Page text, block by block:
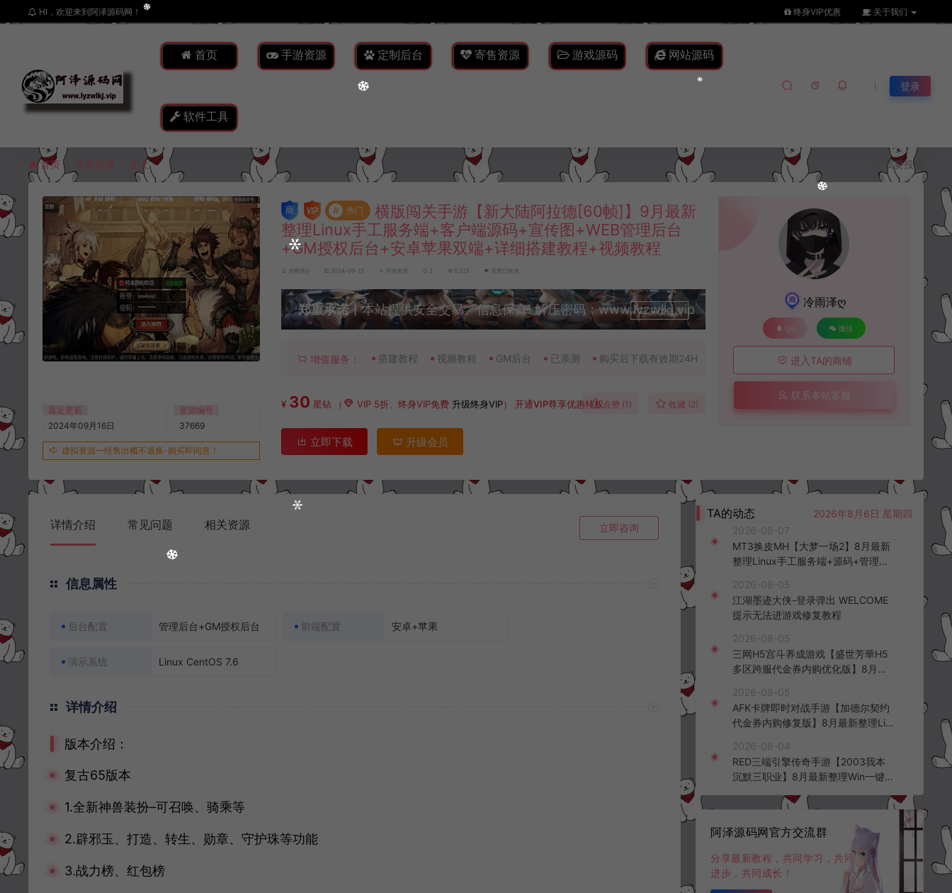
HI，欢迎来到阿泽源码网！ 终身VIP优惠 关于我们
首页 手游资源 定制后台 寄售资源 游戏源码 网站源码
软件工具
登录
首页 手游资源 正文 我要投稿
最近更新
2024年09月16日
资源编号
37669
虚拟资源一经售出概不退换-购买即同意！
# 热门
横版闯关手游【新大陆阿拉德[60帧]】9月最新
整理Linux手工服务端+客户端源码+宣传图+WEB管理后台
+GM授权后台+安卓苹果双端+详细搭建教程+视频教程
冷雨泽ღ 2024-09-15 手游资源 2 5,325 百度已收录
郑重承诺丨本站提供安全交易、信息保真! 解压密码：www.lyzwlkj.vip
升级会员
增值服务： 搭建教程 视频教程 GM后台 已亲测 购买后下载有效期24H
¥ 30 星钻 （ VIP 5折、终身VIP免费 升级终身VIP）开通VIP尊享优惠特权点赞 (1 ) 收藏 (2)
立即下载 升级会员
冷雨泽ღ
QQ 微信
进入TA的商铺
联系本站客服
详情介绍 常见问题 相关资源 立即咨询
信息属性
后台配置 管理后台+GM授权后台 前端配置 安卓+苹果
演示系统 Linux CentOS 7.6
详情介绍
版本介绍：
复古65版本
1.全新神兽装扮–可召唤、骑乘等
2.辟邪玉、打造、转生、勋章、守护珠等功能
3.战力榜、红包榜
TA的动态
2026年8月6日 星期四
2026-08-07
MT3换皮MH【大梦一场2】8月最新
整理Linux手工服务端+源码+管理后
频教程
2026-08-05
江湖墨迹大侠-登录弹出 WELCOME
提示无法进游戏修复教程
2026-08-05
三网H5宫斗养成游戏【盛世芳華H5
多区跨服代金券内购优化版】8月最
台+全资源安卓+详细搭建教程+视频
教程
2026-08-05
AFK卡牌即时对战手游【加德尔契约
代金券内购修复版】8月最新整理Lin
K授权后台+安卓苹果双端+详细搭建
教程+视频教程
2026-08-04
RED三端引擎传奇手游【2003我本
沉默三职业】8月最新整理Win一键
阿泽源码网官方交流群
分享最新教程，共同学习，共同
进步，共同成长！